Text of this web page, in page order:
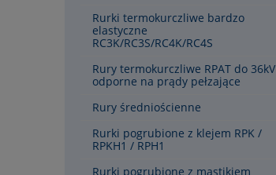
Rurki termokurczliwe bardzo
elastyczne
RC3K/RC3S/RC4K/RC4S
Rury termokurczliwe RPAT do 36kV
odporne na prądy pełzające
Rury średniościenne
Rurki pogrubione z klejem RPK /
RPKH1 / RPH1
Rurki pogrubione z mastikiem